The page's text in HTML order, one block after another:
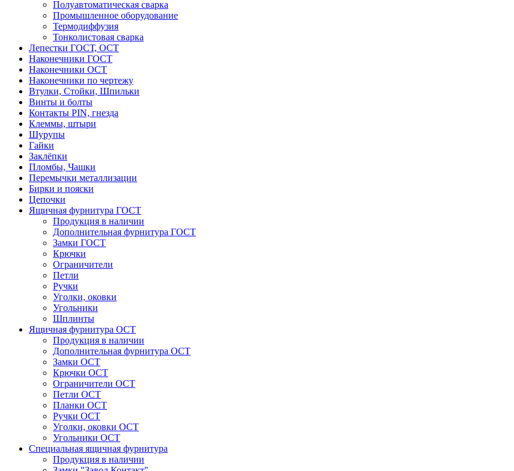
Полуавтоматическая сварка
Промышленное оборудование
Термодиффузия
Тонколистовая сварка
Лепестки ГОСТ, ОСТ
Наконечники ГОСТ
Наконечники ОСТ
Наконечники по чертежу
Втулки, Стойки, Шпильки
Винты и болты
Контакты PIN, гнезда
Клеммы, штыри
Шурупы
Гайки
Заклёпки
Пломбы, Чашки
Перемычки металлизации
Бирки и пояски
Цепочки
Ящичная фурнитура ГОСТ
Продукция в наличии
Дополнительная фурнитура ГОСТ
Замки ГОСТ
Крючки
Ограничители
Петли
Ручки
Уголки, оковки
Угольники
Шплинты
Ящичная фурнитура ОСТ
Продукция в наличии
Дополнительная фурнитура ОСТ
Замки ОСТ
Крючки ОСТ
Ограничители ОСТ
Петли ОСТ
Планки ОСТ
Ручки ОСТ
Уголки, оковки ОСТ
Угольники ОСТ
Специальная ящичная фурнитура
Продукция в наличии